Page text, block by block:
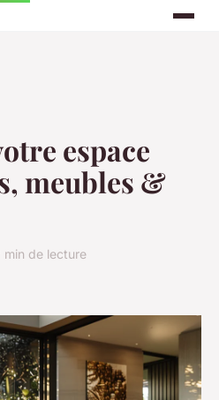
espace
meubles &
de lecture